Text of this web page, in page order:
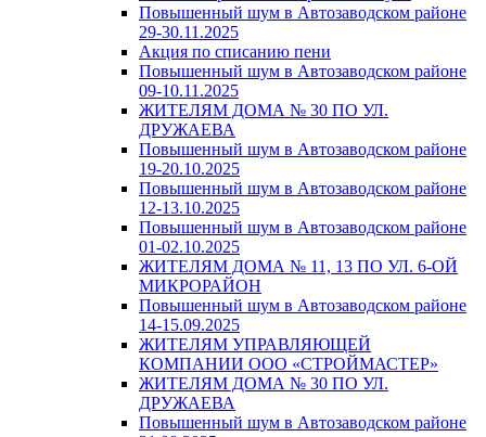
Повышенный шум в Автозаводском районе
29-30.11.2025
Акция по списанию пени
Повышенный шум в Автозаводском районе
09-10.11.2025
ЖИТЕЛЯМ ДОМА № 30 ПО УЛ.
ДРУЖАЕВА
Повышенный шум в Автозаводском районе
19-20.10.2025
Повышенный шум в Автозаводском районе
12-13.10.2025
Повышенный шум в Автозаводском районе
01-02.10.2025
ЖИТЕЛЯМ ДОМА № 11, 13 ПО УЛ. 6-ОЙ
МИКРОРАЙОН
Повышенный шум в Автозаводском районе
14-15.09.2025
ЖИТЕЛЯМ УПРАВЛЯЮЩЕЙ
КОМПАНИИ ООО «СТРОЙМАСТЕР»
ЖИТЕЛЯМ ДОМА № 30 ПО УЛ.
ДРУЖАЕВА
Повышенный шум в Автозаводском районе